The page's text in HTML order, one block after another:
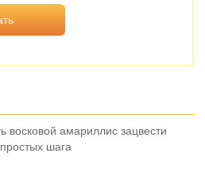
восковой амариллис зацвести
шага